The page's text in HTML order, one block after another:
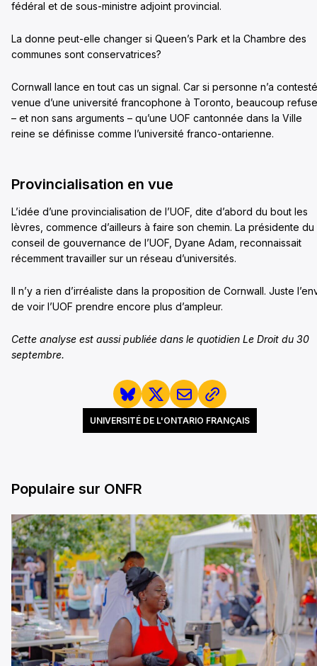
fédéral et de sous-ministre adjoint provincial.
La donne peut-elle changer si Queen’s Park et la Chambre des
communes sont conservatrices?
Cornwall lance en tout cas un signal. Car si personne n’a
venue d’une université francophone à Toronto, beaucoup
– et non sans arguments – qu’une UOF cantonnée dans la Ville
reine se définisse comme l’université franco-ontarienne.
Provincialisation en vue
L’idée d’une provincialisation de l’UOF, dite d’abord du bout les
lèvres, commence d’ailleurs à faire son chemin. La présidente du
conseil de gouvernance de l’UOF, Dyane Adam, reconnaissait
récemment travailler sur un réseau d’universités.
Il n’y a rien d’irréaliste dans la proposition de Cornwall. Juste
de voir l’UOF prendre encore plus d’ampleur.
Cette analyse est aussi publiée dans le quotidien Le Droit du 30
septembre.
UNIVERSITÉ DE L'ONTARIO FRANÇAIS
Populaire sur ONFR